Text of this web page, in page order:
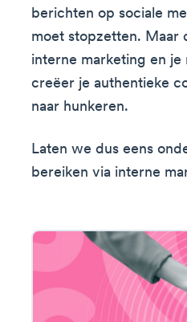
berichten op sociale
moet stopzetten. Maar
interne marketing en
creëer je authentieke
naar hunkeren.
Laten we dus eens
bereiken via interne